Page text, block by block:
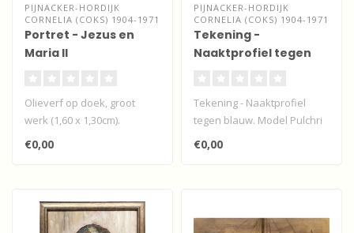
PIJNACKER-HORDIJK
CORNELIA (COKS) 1904-1971
Portret - Jezus en
Maria II
Olieverf op doek, groot
werk (1,60 x 1,30cm).
Bijgaande de voorstudies...
€0,00
PIJNACKER-HORDIJK
CORNELIA (COKS) 1904-1971
Tekening -
Naaktprofiel tegen
Tekening - Naaktprofiel
tegen blauw. Model Pulchri
studio - 1924...
€0,00